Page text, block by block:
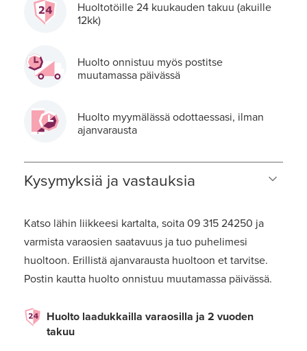
Huoltotöille 24 kuukauden takuu (akuille
12kk)
Huolto onnistuu myös postitse
muutamassa päivässä
Huolto myymälässä odottaessasi, ilman
ajanvarausta
Kysymyksiä ja vastauksia
Katso lähin liikkeesi kartalta, soita 09 315 24250 ja
varmista varaosien saatavuus ja tuo puhelimesi
huoltoon. Erillistä ajanvarausta huoltoon et tarvitse.
Postin kautta huolto onnistuu muutamassa päivässä.
Huolto laadukkailla varaosilla ja 2 vuoden
takuu